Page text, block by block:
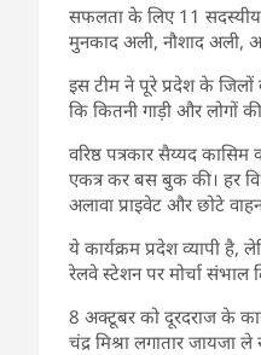
सफलता के लिए 11 सदस्यीय
मुनकाद अली, नौशाद अली,
इस टीम ने पूरे प्रदेश के
कि कितनी गाड़ी और लोगों
वरिष्ठ पत्रकार सैय्यद
एकत्र कर बस बुक की। हर
अलावा प्राइवेट और छोटे
ये कार्यक्रम प्रदेश व्यापी
रेलवे स्टेशन पर मोर्चा संभाल
8 अक्टूबर को दूरदराज के
चंद्र मिश्रा लगातार जायजा